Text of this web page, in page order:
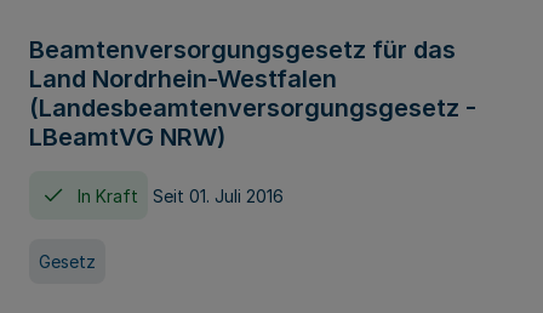
Beamtenversorgungsgesetz für das
Land Nordrhein-Westfalen
(Landesbeamtenversorgungsgesetz -
LBeamtVG NRW)
In Kraft Seit 01. Juli 2016
Gesetz